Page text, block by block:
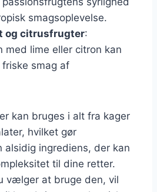
smagsoplevelse.
og citrusfrugter:
med lime eller citron kan
smag af
kan bruges i alt fra kager
hvilket gør
alsidig ingrediens, der kan
til dine retter.
vælger at bruge den, vil